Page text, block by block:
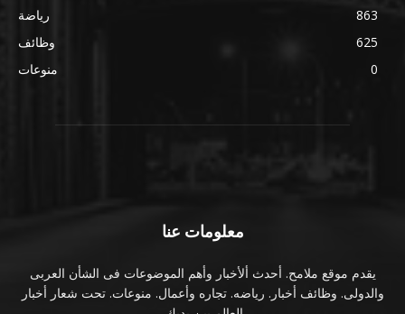
رياضة
863
وظائف
625
منوعات
0
معلومات عنا
يقدم موقع ملامح. أحدث ألأخبار وأهم الموضوعات فى الشأن العربى
والدولى. وظائف أخبار. رياضه. تجاره وأعمال. منوعات. تحت شعار أخبار